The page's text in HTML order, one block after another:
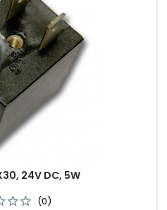
24V DC, 5W
(0)